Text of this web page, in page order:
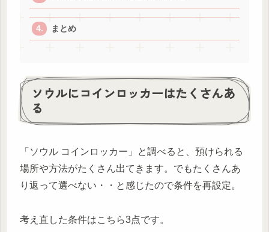
まとめ
ソウルにコインロッカーはたくさんあ
る
「ソウル コインロッカー」と調べると、預けられる
場所や方法がたくさん出てきます。でもたくさんあ
り返って選べない・・と感じたので条件を再設定。
考え直した条件はこちら3点です。